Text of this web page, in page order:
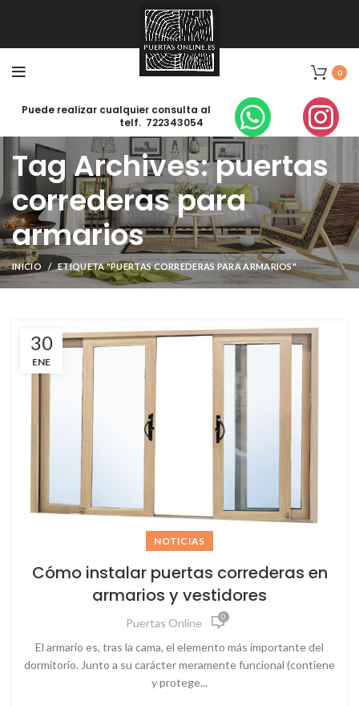
0
Puede realizar cualquier consulta al
telf. 722343054
Tag Archives: puertas
correderas para
armarios
INICIO ETIQUETA "PUERTAS CORREDERAS PARA ARMARIOS"
30
ENE
NOTICIAS
Cómo instalar puertas correderas en
armarios y vestidores
Puertas Online 0
El armario es, tras la cama, el elemento más importante del
dormitorio. Junto a su carácter meramente funcional (contiene
y protege...